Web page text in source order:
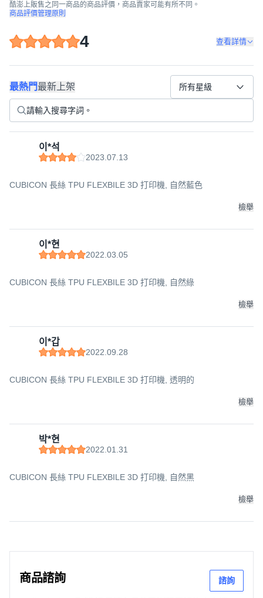
酷澎上販售之同一商品的商品評價，商品賣家可能有所不同。
商品評價管理原則
4 查看詳情
最熱門最新上架 所有星級
이*석
2023.07.13
CUBICON 長絲 TPU FLEXBILE 3D 打印機, 自然藍色
檢舉
이*현
2022.03.05
CUBICON 長絲 TPU FLEXBILE 3D 打印機, 自然綠
檢舉
이*갑
2022.09.28
CUBICON 長絲 TPU FLEXBILE 3D 打印機, 透明的
檢舉
박*현
2022.01.31
CUBICON 長絲 TPU FLEXBILE 3D 打印機, 自然黑
檢舉
商品諮詢 諮詢